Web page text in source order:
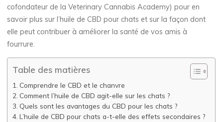
cofondateur de la Veterinary Cannabis Academy) pour en
savoir plus sur l’huile de CBD pour chats et sur la façon dont
elle peut contribuer à améliorer la santé de vos amis à
fourrure.
Table des matières
Comprendre le CBD et le chanvre
Comment l’huile de CBD agit-elle sur les chats ?
Quels sont les avantages du CBD pour les chats ?
L’huile de CBD pour chats a-t-elle des effets secondaires ?